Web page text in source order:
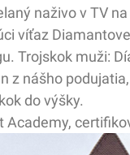
naživo v TV na
víťaz
Trojskok muži:
z nášho
do výšky.
Academy,